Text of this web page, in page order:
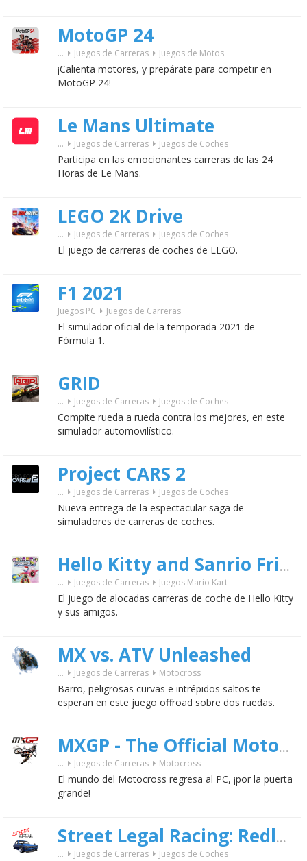
MotoGP 24
... Juegos de Carreras Juegos de Motos
¡Calienta motores, y prepárate para competir en
MotoGP 24!
Le Mans Ultimate
... Juegos de Carreras Juegos de Coches
Participa en las emocionantes carreras de las 24
Horas de Le Mans.
LEGO 2K Drive
... Juegos de Carreras Juegos de Coches
El juego de carreras de coches de LEGO.
F1 2021
Juegos PC Juegos de Carreras
El simulador oficial de la temporada 2021 de
Fórmula 1.
GRID
... Juegos de Carreras Juegos de Coches
Compite rueda a rueda contra los mejores, en este
simulador automovilístico.
Project CARS 2
... Juegos de Carreras Juegos de Coches
Nueva entrega de la espectacular saga de
simuladores de carreras de coches.
Hello Kitty and Sanrio Friends Racing
... Juegos de Carreras Juegos Mario Kart
El juego de alocadas carreras de coche de Hello Kitty
y sus amigos.
MX vs. ATV Unleashed
... Juegos de Carreras Motocross
Barro, peligrosas curvas e intrépidos saltos te
esperan en este juego offroad sobre dos ruedas.
MXGP - The Official Motocross Videogame
... Juegos de Carreras Motocross
El mundo del Motocross regresa al PC, ¡por la puerta
grande!
Street Legal Racing: Redline
... Juegos de Carreras Juegos de Coches